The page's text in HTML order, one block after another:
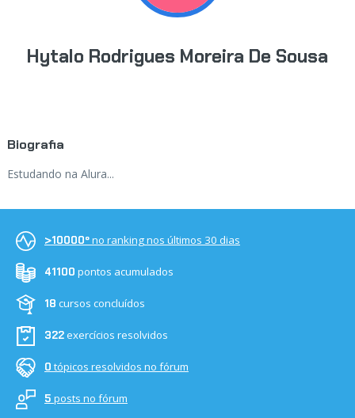
Hytalo Rodrigues Moreira De Sousa
Biografia
Estudando na Alura...
>10000ºno ranking nos últimos 30 dias
41100 pontos acumulados
18 cursos concluídos
322exercícios resolvidos
0 tópicos resolvidos no fórum
5 posts no fórum